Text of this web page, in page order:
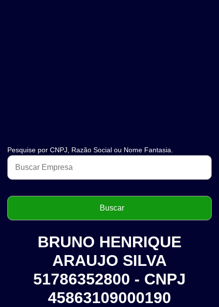
Pesquise por CNPJ, Razão Social ou Nome Fantasia.
BRUNO HENRIQUE
ARAUJO SILVA
51786352800 - CNPJ
45863109000190